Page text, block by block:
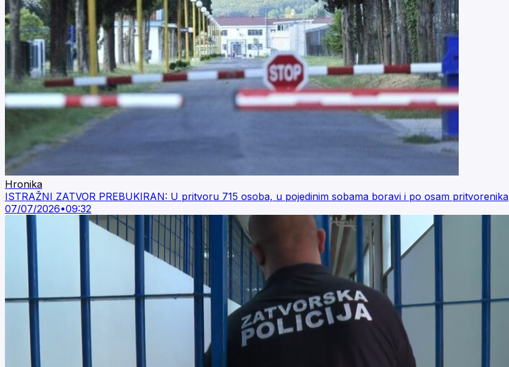
Hronika
ISTRAŽNI ZATVOR PREBUKIRAN: U pritvoru 715 osoba, u pojedinim sobama boravi i po osam pritvorenika
07/07/2026•09:32